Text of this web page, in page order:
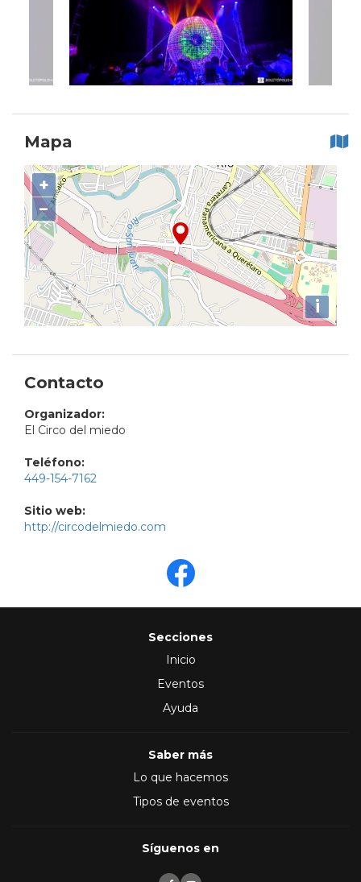
Mapa
+
−
i
Contacto
Organizador:
El Circo del miedo
Teléfono:
449-154-7162
Sitio web:
http://circodelmiedo.com
Secciones
Inicio
Eventos
Ayuda
Saber más
Lo que hacemos
Tipos de eventos
Síguenos en